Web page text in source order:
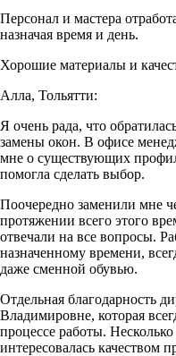
Персонал и мастера
назначая время и день.
Хорошие материалы и
Алла, Тольятти:
Я очень рада, что
замены окон. В офисе
мне о существующих
помогла сделать выбор.
Поочередно заменили мне
протяжении всего этого
отвечали на все вопросы.
назначенному времени,
даже сменной обувью.
Отдельная благодарность
Владимировне, которая
процессе работы.
интересовалась качеством